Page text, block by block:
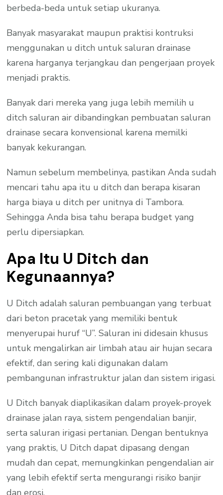
berbeda-beda untuk setiap ukuranya.
Banyak masyarakat maupun praktisi kontruksi
menggunakan u ditch untuk saluran drainase
karena harganya terjangkau dan pengerjaan proyek
menjadi praktis.
Banyak dari mereka yang juga lebih memilih u
ditch saluran air dibandingkan pembuatan saluran
drainase secara konvensional karena memilki
banyak kekurangan.
Namun sebelum membelinya, pastikan Anda sudah
mencari tahu apa itu u ditch dan berapa kisaran
harga biaya u ditch per unitnya di Tambora.
Sehingga Anda bisa tahu berapa budget yang
perlu dipersiapkan.
Apa Itu U Ditch dan
Kegunaannya?
U Ditch adalah saluran pembuangan yang terbuat
dari beton pracetak yang memiliki bentuk
menyerupai huruf “U”. Saluran ini didesain khusus
untuk mengalirkan air limbah atau air hujan secara
efektif, dan sering kali digunakan dalam
pembangunan infrastruktur jalan dan sistem irigasi.
U Ditch banyak diaplikasikan dalam proyek-proyek
drainase jalan raya, sistem pengendalian banjir,
serta saluran irigasi pertanian. Dengan bentuknya
yang praktis, U Ditch dapat dipasang dengan
mudah dan cepat, memungkinkan pengendalian air
yang lebih efektif serta mengurangi risiko banjir
dan erosi.